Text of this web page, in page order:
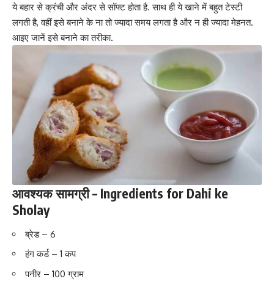
ये बहार से क्रंची और अंदर से सॉफ्ट होता है. साथ ही ये खाने में बहुत टेस्‍टी
लगती है, वहीं इसे बनाने के ना तो ज्‍यादा समय लगता है और न ही ज्‍यादा मेहनत.
आइए जानें इसे बनाने का तरीका.
आवश्यक सामग्री – Ingredients for Dahi ke
Sholay
ब्रेड – 6
हंग कर्ड – 1 कप
पनीर – 100 ग्राम